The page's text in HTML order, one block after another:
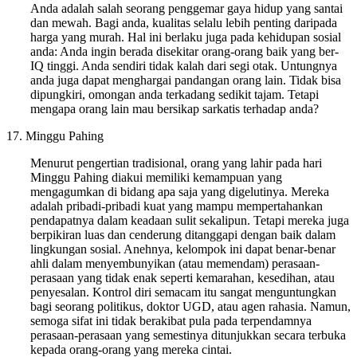
Anda adalah salah seorang penggemar gaya hidup yang santai
dan mewah. Bagi anda, kualitas selalu lebih penting daripada
harga yang murah. Hal ini berlaku juga pada kehidupan sosial
anda: Anda ingin berada disekitar orang-orang baik yang ber-
IQ tinggi. Anda sendiri tidak kalah dari segi otak. Untungnya
anda juga dapat menghargai pandangan orang lain. Tidak bisa
dipungkiri, omongan anda terkadang sedikit tajam. Tetapi
mengapa orang lain mau bersikap sarkatis terhadap anda?
17. Minggu Pahing
Menurut pengertian tradisional, orang yang lahir pada hari
Minggu Pahing diakui memiliki kemampuan yang
mengagumkan di bidang apa saja yang digelutinya. Mereka
adalah pribadi-pribadi kuat yang mampu mempertahankan
pendapatnya dalam keadaan sulit sekalipun. Tetapi mereka juga
berpikiran luas dan cenderung ditanggapi dengan baik dalam
lingkungan sosial. Anehnya, kelompok ini dapat benar-benar
ahli dalam menyembunyikan (atau memendam) perasaan-
perasaan yang tidak enak seperti kemarahan, kesedihan, atau
penyesalan. Kontrol diri semacam itu sangat menguntungkan
bagi seorang politikus, doktor UGD, atau agen rahasia. Namun,
semoga sifat ini tidak berakibat pula pada terpendamnya
perasaan-perasaan yang semestinya ditunjukkan secara terbuka
kepada orang-orang yang mereka cintai.